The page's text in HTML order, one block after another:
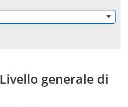
Livello generale di